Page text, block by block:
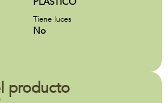
Tiene luces
No
producto